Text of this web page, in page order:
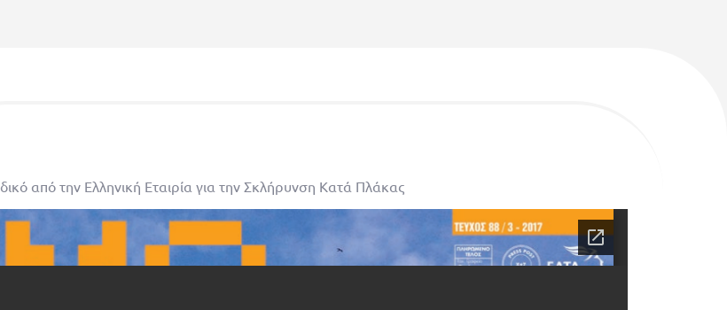
από την Ελληνική Εταιρία για την Σκλήρυνση Κατά Πλάκας